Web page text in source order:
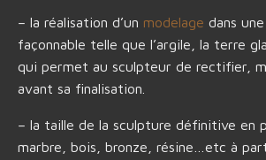
– la réalisation d’un modelage dans
façonnable telle que l’argile, la terre
qui permet au sculpteur de rectifier,
avant sa finalisation.
– la taille de la sculpture définitive en
marbre, bois, bronze, résine…etc à